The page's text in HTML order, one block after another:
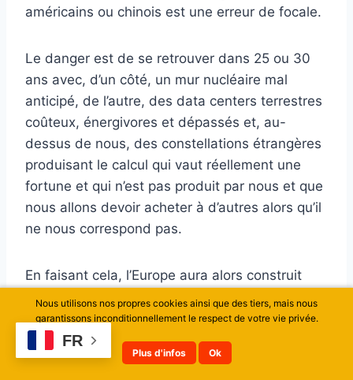
américains ou chinois est une erreur de focale.
Le danger est de se retrouver dans 25 ou 30
ans avec, d’un côté, un mur nucléaire mal
anticipé, de l’autre, des data centers terrestres
coûteux, énergivores et dépassés et, au-
dessus de nous, des constellations étrangères
produisant le calcul qui vaut réellement une
fortune et qui n’est pas produit par nous et que
nous allons devoir acheter à d’autres alors qu’il
ne nous correspond pas.
En faisant cela, l’Europe aura alors construit
des silos, quand les autres auront construit le
moulin.
La valeur européenne n’est pas
FR
Nous utilisons nos propres cookies ainsi que des tiers, mais nous
garantissons inconditionnellement le respect de votre vie privée.
Plus d'infos Ok